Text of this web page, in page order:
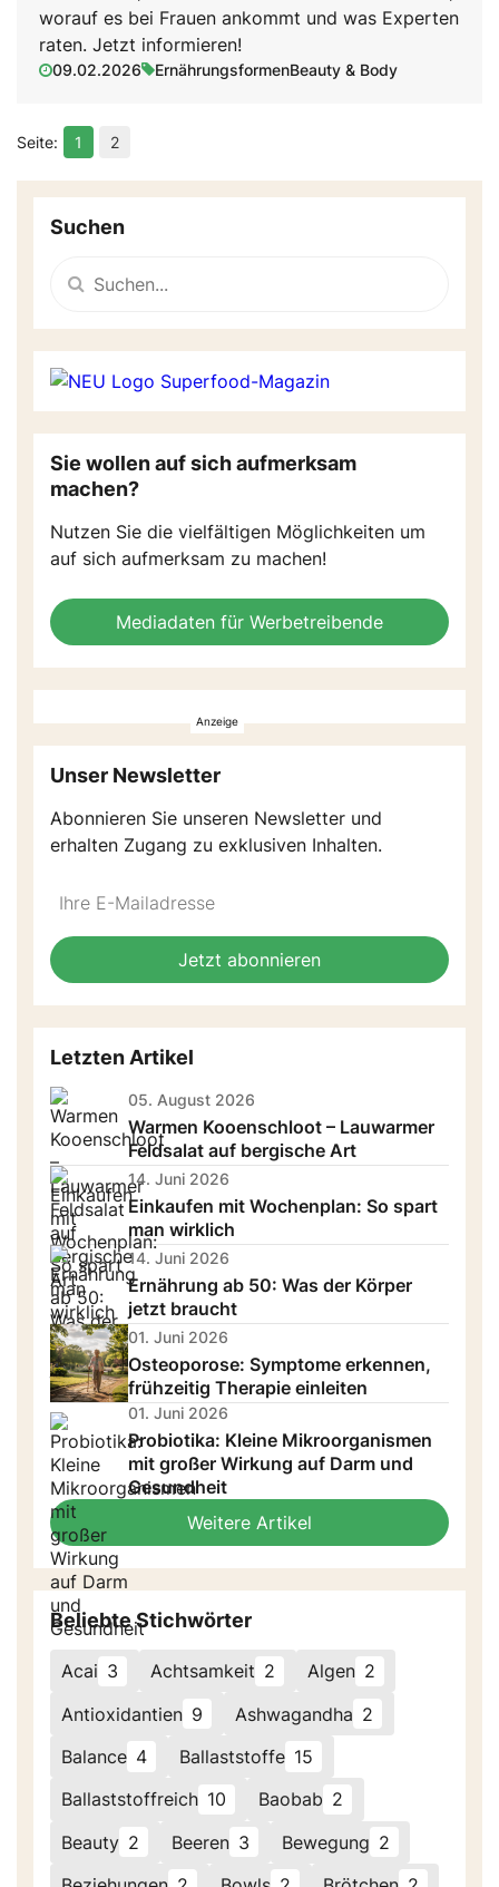
worauf es bei Frauen ankommt und was Experten
raten. Jetzt informieren!
09.02.2026 ErnährungsformenBeauty & Body
1 2
Suchen
Sie wollen auf sich aufmerksam
machen?
Nutzen Sie die vielfältigen Möglichkeiten um
auf sich aufmerksam zu machen!
Mediadaten für Werbetreibende
Unser Newsletter
Abonnieren Sie unseren Newsletter und
erhalten Zugang zu exklusiven Inhalten.
Do
fill
this
field
*Ihre
Mailadresse:
Jetzt abonnieren
Letzten Artikel
05. August 2026
Warmen Kooenschloot – Lauwarmer
Feldsalat auf bergische Art
14. Juni 2026
Einkaufen mit Wochenplan: So spart
man wirklich
14. Juni 2026
Ernährung ab 50: Was der Körper
jetzt braucht
01. Juni 2026
Osteoporose: Symptome erkennen,
frühzeitig Therapie einleiten
01. Juni 2026
Probiotika: Kleine Mikroorganismen
mit großer Wirkung auf Darm und
Gesundheit
Weitere Artikel
Beliebte Stichwörter
Acai 3 Achtsamkeit 2 Algen 2
Antioxidantien 9 Ashwagandha 2
Balance 4 Ballaststoffe 15
Ballaststoffreich 10 Baobab 2
Beauty 2 Beeren 3 Bewegung 2